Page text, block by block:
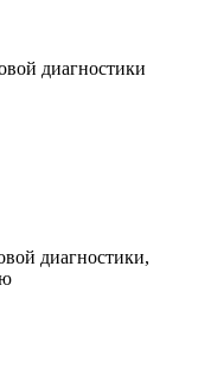
диагностики
диагностики,